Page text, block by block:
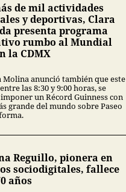
de mil actividades
y deportivas, Clara
presenta programa
rumbo al Mundial
la CDMX
Molina anunció también que este
las 8:30 y 9:00 horas, se
un Récord Guinness con
grande del mundo sobre Paseo
Reguillo, pionera en
sociodigitales, fallece
años